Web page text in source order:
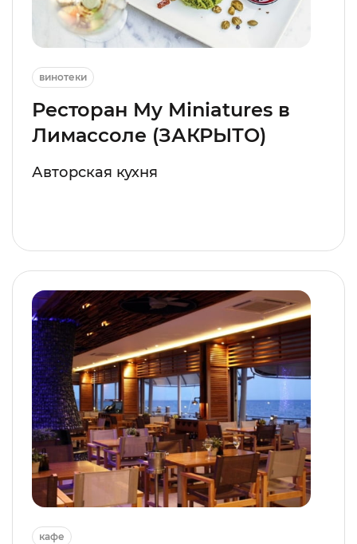
винотеки
Ресторан My Miniatures в
Лимассоле (ЗАКРЫТО)
Авторская кухня
кафе